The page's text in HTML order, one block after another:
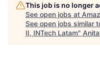
This job is no longer
See open jobs at
See open jobs similar
II, INTech Latam"